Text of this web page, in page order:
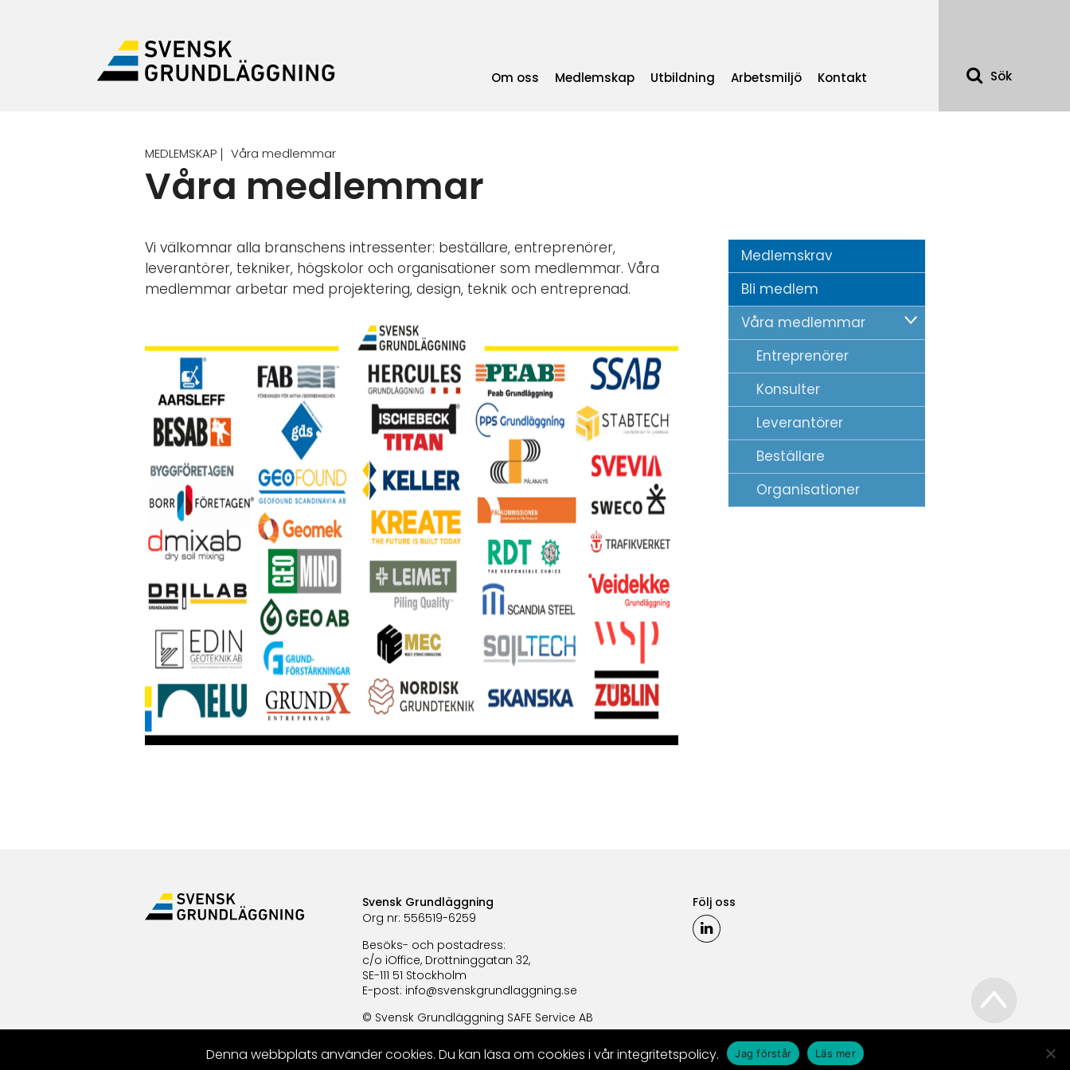
Sök
Om oss Medlemskap Utbildning Arbetsmiljö Kontakt
MEDLEMSKAP Våra medlemmar
Våra medlemmar
Vi välkomnar alla branschens intressenter: beställare, entreprenörer,
leverantörer, tekniker, högskolor och organisationer som medlemmar. Våra
medlemmar arbetar med projektering, design, teknik och entreprenad.
Medlemskrav
Bli medlem
Våra medlemmar
Entreprenörer
Konsulter
Leverantörer
Beställare
Organisationer
Svensk Grundläggning
Org nr: 556519-6259
Besöks- och postadress:
c/o iOffice, Drottninggatan 32,
SE-111 51 Stockholm
E-post: info@svenskgrundlaggning.se
© Svensk Grundläggning SAFE Service AB
Följ oss
Denna webbplats använder cookies. Du kan läsa om cookies i vår integritetspolicy. Jag förstår Läs mer